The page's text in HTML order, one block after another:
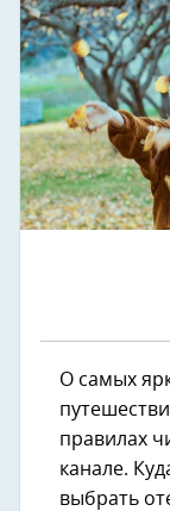
О самых
правилах
канале.
выбрать